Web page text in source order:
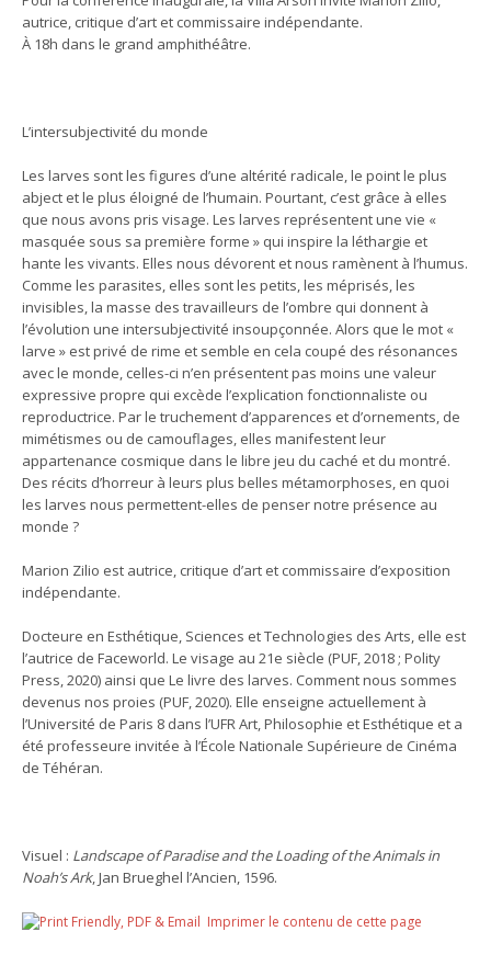
autrice, critique d’art et commissaire indépendante.
À 18h dans le grand amphithéâtre.
L’intersubjectivité du monde
Les larves sont les figures d’une altérité radicale, le point le plus
abject et le plus éloigné de l’humain. Pourtant, c’est grâce à elles
que nous avons pris visage. Les larves représentent une vie «
masquée sous sa première forme » qui inspire la léthargie et
hante les vivants. Elles nous dévorent et nous ramènent à l’humus.
Comme les parasites, elles sont les petits, les méprisés, les
invisibles, la masse des travailleurs de l’ombre qui donnent à
l’évolution une intersubjectivité insoupçonnée. Alors que le mot «
larve » est privé de rime et semble en cela coupé des résonances
avec le monde, celles-ci n’en présentent pas moins une valeur
expressive propre qui excède l’explication fonctionnaliste ou
reproductrice. Par le truchement d’apparences et d’ornements, de
mimétismes ou de camouflages, elles manifestent leur
appartenance cosmique dans le libre jeu du caché et du montré.
Des récits d’horreur à leurs plus belles métamorphoses, en quoi
les larves nous permettent-elles de penser notre présence au
monde ?
Marion Zilio est autrice, critique d’art et commissaire d’exposition
indépendante.
Docteure en Esthétique, Sciences et Technologies des Arts, elle est
l’autrice de Faceworld. Le visage au 21e siècle (PUF, 2018 ; Polity
Press, 2020) ainsi que Le livre des larves. Comment nous sommes
devenus nos proies (PUF, 2020). Elle enseigne actuellement à
l’Université de Paris 8 dans l’UFR Art, Philosophie et Esthétique et a
été professeure invitée à l’École Nationale Supérieure de Cinéma
de Téhéran.
Visuel : Landscape of Paradise and the Loading of the Animals in
Noah’s Ark, Jan Brueghel l’Ancien, 1596.
Imprimer le contenu de cette page